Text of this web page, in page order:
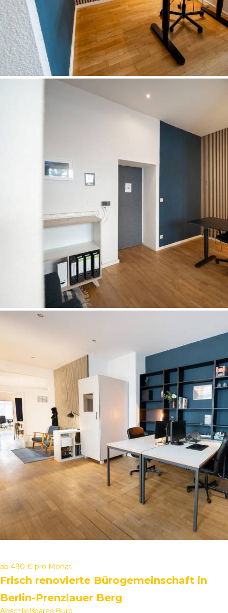
ab 490 € pro Monat
Frisch renovierte Bürogemeinschaft in
Berlin-Prenzlauer Berg
Abschließbares Büro